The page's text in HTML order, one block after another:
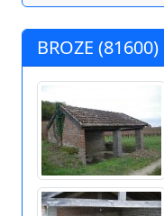
BROZE (81600)